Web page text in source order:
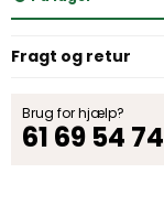
Fragt og retur
Brug for hjælp?
61 69 54 74